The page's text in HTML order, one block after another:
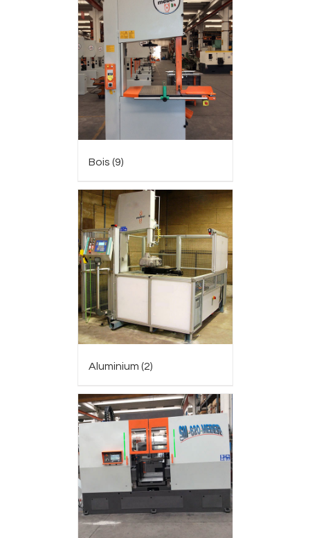
Bois (9)
Aluminium (2)